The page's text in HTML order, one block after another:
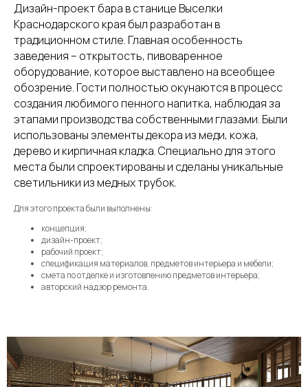
Дизайн-проект бара в станице Выселки
Краснодарского края был разработан в
традиционном стиле. Главная особенность
заведения – открытость, пивоваренное
оборудование, которое выставлено на всеобщее
обозрение. Гости полностью окунаются в процесс
создания любимого пенного напитка, наблюдая за
этапами производства собственными глазами. Были
использованы элементы декора из меди, кожа,
дерево и кирпичная кладка. Специально для этого
места были спроектированы и сделаны уникальные
светильники из медных трубок.
Для этого проекта были выполнены:
концепция;
дизайн-проект;
рабочий проект;
спецификация материалов, предметов интерьера и мебели;
смета по отделке и изготовлению предметов интерьера;
авторский надзор ремонта.